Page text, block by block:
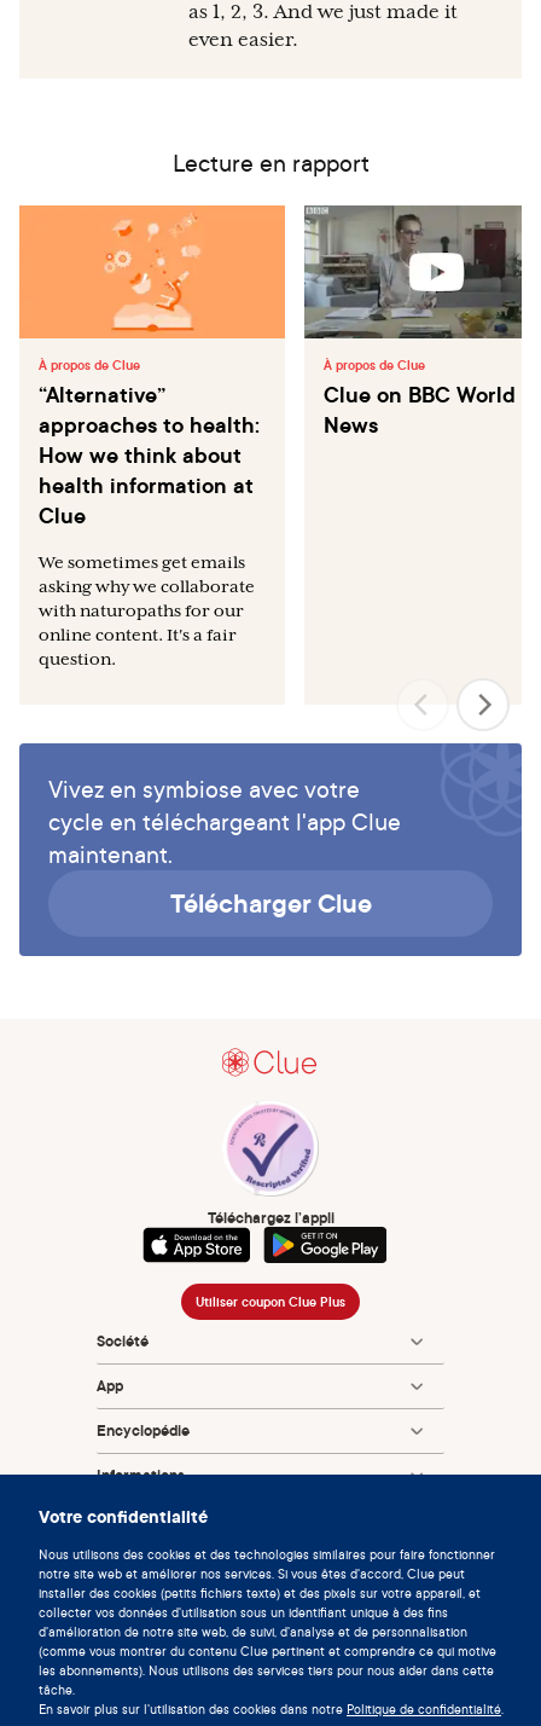
Votre confidentialité
Nous utilisons des cookies et des technologies similaires pour faire fonctionner
notre site web et améliorer nos services. Si vous êtes d'accord, Clue peut
installer des cookies (petits fichiers texte) et des pixels sur votre appareil, et
collecter vos données d'utilisation sous un identifiant unique à des fins
d'amélioration de notre site web, de suivi, d'analyse et de personnalisation
(comme vous montrer du contenu Clue pertinent et comprendre ce qui motive
les abonnements). Nous utilisons des services tiers pour nous aider dans cette
tâche.
En savoir plus sur l'utilisation des cookies dans notre Politique de confidentialité.
as 1, 2, 3. And we just made it
even easier.
Lecture en rapport
À propos de Clue
“Alternative”
approaches to health:
How we think about
health information at
Clue
We sometimes get emails
asking why we collaborate
with naturopaths for our
online content. It's a fair
question.
À propos de Clue
Clue on BBC World
News
Vivez en symbiose avec votre
cycle en téléchargeant l'app Clue
maintenant.
Télécharger Clue
Téléchargez l’appli
Utiliser coupon Clue Plus
Société
App
Encyclopédie
Informations
Partnerships
© 2026 Clue by Biowink GmbH, Tous droits réservés